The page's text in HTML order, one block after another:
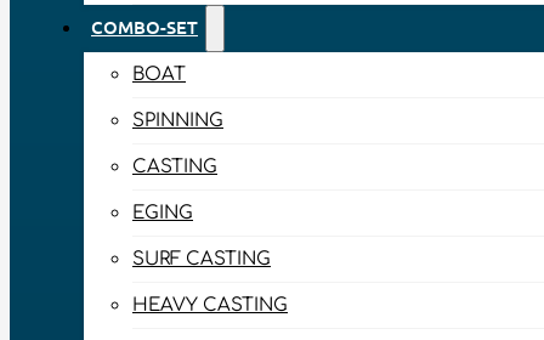
COMBO-SET
BOAT
SPINNING
CASTING
EGING
SURF CASTING
HEAVY CASTING